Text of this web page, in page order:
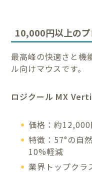
10,000円以上の
最高峰の快適さと機
ル向けマウスです。
ロジクール MX
価格：約12,000
特徴：57°の自
10%軽減
業界トップクラ